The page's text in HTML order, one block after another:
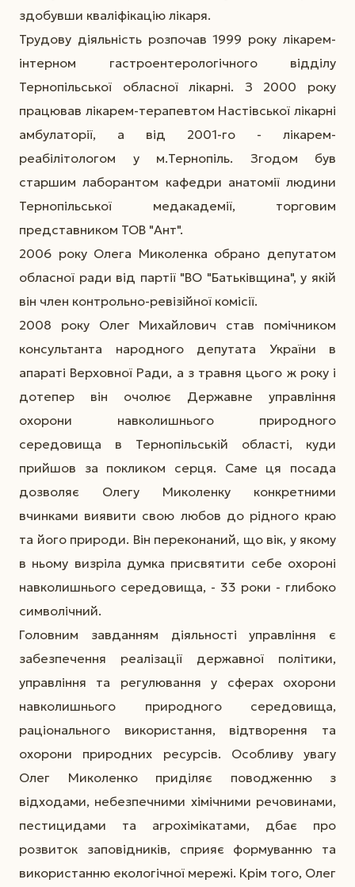
здобувши кваліфікацію лікаря.
Трудову діяльність розпочав 1999 року лікарем-
інтерном гастроентерологічного відділу
Тернопільської обласної лікарні. З 2000 року
працював лікарем-терапевтом Настівської лікарні
амбулаторії, а від 2001-го - лікарем-
реабілітологом у м.Тернопіль. Згодом був
старшим лаборантом кафедри анатомії людини
Тернопільської медакадемії, торговим
представником ТОВ "Ант".
2006 року Олега Миколенка обрано депутатом
обласної ради від партії "ВО "Батьківщина", у якій
він член контрольно-ревізійної комісії.
2008 року Олег Михайлович став помічником
консультанта народного депутата України в
апараті Верховної Ради, а з травня цього ж року і
дотепер він очолює Державне управління
охорони навколишнього природного
середовища в Тернопільській області, куди
прийшов за покликом серця. Саме ця посада
дозволяє Олегу Миколенку конкретними
вчинками виявити свою любов до рідного краю
та його природи. Він переконаний, що вік, у якому
в ньому визріла думка присвятити себе охороні
навколишнього середовища, - 33 роки - глибоко
символічний.
Головним завданням діяльності управління є
забезпечення реалізації державної політики,
управління та регулювання у сферах охорони
навколишнього природного середовища,
раціонального використання, відтворення та
охорони природних ресурсів. Особливу увагу
Олег Миколенко приділяє поводженню з
відходами, небезпечними хімічними речовинами,
пестицидами та агрохімікатами, дбає про
розвиток заповідників, сприяє формуванню та
використанню екологічної мережі. Крім того, Олег